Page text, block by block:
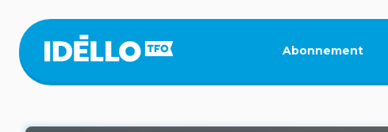
contenu
principal
Abonnement